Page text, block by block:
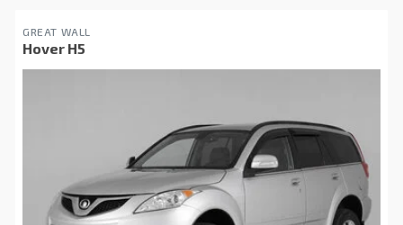
GREAT WALL
Hover H5